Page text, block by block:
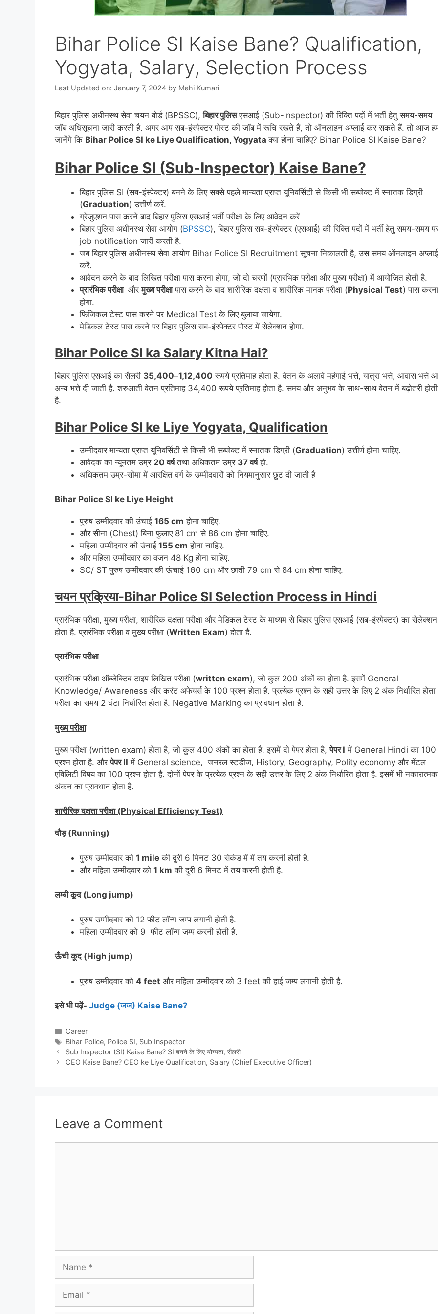
Bihar Police SI Kaise Bane? Qualification,
Yogyata, Salary, Selection Process
Last Updated on: January 7, 2024 by Mahi Kumari
बिहार पुलिस अधीनस्थ सेवा चयन बोर्ड (BPSSC),बिहार पुलिसएसआई (Sub-Inspector) की रिक्ति पदों में भर्ती हेतु समय-समय
जॉब अधिसूचना जारी करती है. अगर आप सब-इंस्पेक्टर पोस्ट की जॉब में रूचि रखते हैं, तो ऑनलाइन अप्लाई कर सकते हैं. तो आज
जानेंगे कि Bihar Police SI ke Liye Qualification, Yogyataक्या होना चाहिए? Bihar Police SI Kaise Bane?
Bihar Police SI (Sub-Inspector) Kaise Bane?
बिहार पुलिस SI (सब-इंस्पेक्टर) बनने के लिए सबसे पहले मान्यता प्राप्त यूनिवर्सिटी से किसी भी सब्जेक्ट में स्नातक डिग्री
(Graduation) उत्तीर्ण करें.
ग्रेजुएशन पास करने बाद बिहार पुलिस एसआई भर्ती परीक्षा के लिए आवेदन करें.
बिहार पुलिस अधीनस्थ सेवा आयोग (BPSSC), बिहार पुलिस सब-इंस्पेक्टर (एसआई) की रिक्ति पदों में भर्ती हेतु समय-समय
job notification जारी करती है.
जब बिहार पुलिस अधीनस्थ सेवा आयोग Bihar Police SI Recruitment सूचना निकालती है, उस समय ऑनलाइन अप्लाई
करें.
आवेदन करने के बाद लिखित परीक्षा पास करना होगा, जो दो चरणों (प्रारंभिक परीक्षा और मुख्य परीक्षा) में आयोजित होती है.
प्रारंभिक परीक्षा औरमुख्य परीक्षापास करने के बाद शारीरिक दक्षता व शारीरिक मानक परीक्षा (Physical Test) पास करना
होगा.
फिजिकल टेस्ट पास करने पर Medical Test के लिए बुलाया जायेगा.
मेडिकल टेस्ट पास करने पर बिहार पुलिस सब-इंस्पेक्टर पोस्ट में सेलेक्शन होगा.
Bihar Police SI ka Salary Kitna Hai?
बिहार पुलिस एसआई का सैलरी 35,400–1,12,400 रूपये प्रतिमाह होता है. वेतन के अलावे महंगाई भत्ते, यात्रा भत्ते, आवास भत्ते
अन्य भत्ते दी जाती है. शरुआती वेतन प्रतिमाह 34,400 रूपये प्रतिमाह होता है. समय और अनुभव के साथ-साथ वेतन में बढ़ोतरी होती
है.
Bihar Police SI ke Liye Yogyata, Qualification
उम्मीदवार मान्यता प्राप्त यूनिवर्सिटी से किसी भी सब्जेक्ट में स्नातक डिग्री (Graduation) उत्तीर्ण होना चाहिए.
आवेदक का न्यूनतम उम्र 20 वर्षतथा अधिकतम उम्र 37 वर्षहो.
अधिकतम उम्र-सीमा में आरक्षित वर्ग के उम्मीदवारों को नियमानुसार छुट दी जाती है
Bihar Police SI ke Liye Height
पुरुष उम्मीदवार की उंचाई 165 cm होना चाहिए.
और सीना (Chest) बिना फुलाए 81 cm से 86 cm होना चाहिए.
महिला उम्मीदवार की उंचाई 155 cm होना चाहिए.
और महिला उम्मीदवार का वजन 48 Kg होना चाहिए.
SC/ ST पुरुष उम्मीदवार की ऊंचाई 160 cm और छाती 79 cm से 84 cm होना चाहिए.
चयन प्रक्रिया-Bihar Police SI Selection Process in Hindi
प्रारंभिक परीक्षा, मुख्य परीक्षा, शारीरिक दक्षता परीक्षा और मेडिकल टेस्ट के माध्यम से बिहार पुलिस एसआई (सब-इंस्पेक्टर) का सेलेक्शन
होता है. प्रारंभिक परीक्षा व मुख्य परीक्षा (Written Exam) होता है.
प्रारंभिक परीक्षा
प्रारंभिक परीक्षा ऑब्जेक्टिव टाइप लिखित परीक्षा (written exam), जो कुल 200 अंकों का होता है. इसमें General
Knowledge/ Awareness और करंट अफेयर्स के 100 प्रश्न होता है. प्रत्येक प्रश्न के सही उत्तर के लिए 2 अंक निर्धारित होता
परीक्षा का समय 2 घंटा निर्धारित होता है. Negative Marking का प्रावधान होता है.
मुख्य परीक्षा
मुख्य परीक्षा (written exam) होता है, जो कुल 400 अंकों का होता है. इसमें दो पेपर होता है,पेपर I में General Hindi का 100
प्रश्न होता है. औरपेपर II में General science, जनरल स्टडीज, History, Geography, Polity economy और मेंटल
एबिलिटी विषय का 100 प्रश्न होता है. दोनों पेपर के प्रत्येक प्रश्न के सही उत्तर के लिए 2 अंक निर्धारित होता है. इसमें भी नकारात्मक
अंकन का प्रावधान होता है.
शारीरिक दक्षता परीक्षा (Physical Efficiency Test)
दौड़ (Running)
पुरुष उम्मीदवार को 1 mile की दुरी 6 मिनट 30 सेकंड में में तय करनी होती है.
और महिला उम्मीदवार को 1 km की दुरी 6 मिनट में तय करनी होती है.
लम्बी कूद (Long jump)
पुरुष उम्मीदवार को 12 फीट लॉन्ग जम्प लगानी होती है.
महिला उम्मीदवार को 9 फीट लॉन्ग जम्प करनी होती है.
ऊँची कूद (High jump)
पुरुष उम्मीदवार को 4 feet और महिला उम्मीदवार को 3 feet की हाई जम्प लगानी होती है.
इसे भी पढ़ें- Judge (जज) Kaise Bane?
Categories
Career
Tags
Bihar Police, Police SI, Sub Inspector
Sub Inspector (SI) Kaise Bane? SI बनने के लिए योग्यता, सैलरी
CEO Kaise Bane? CEO ke Liye Qualification, Salary (Chief Executive Officer)
Leave a Comment
Name
Email